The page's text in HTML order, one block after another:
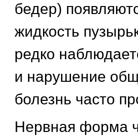
бедер)
жидкость
редко
и нарушение
болезнь часто
Нервная форма